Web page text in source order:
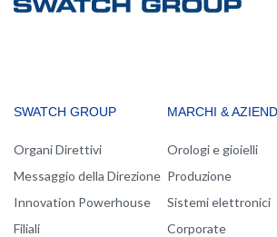
MAIN
NAVIGATION
SWATCH GROUP
Organi Direttivi
Messaggio della Direzione
Innovation Powerhouse
Filiali
MARCHI &
Orologi e gioielli
Produzione
Sistemi elettronici
Corporate